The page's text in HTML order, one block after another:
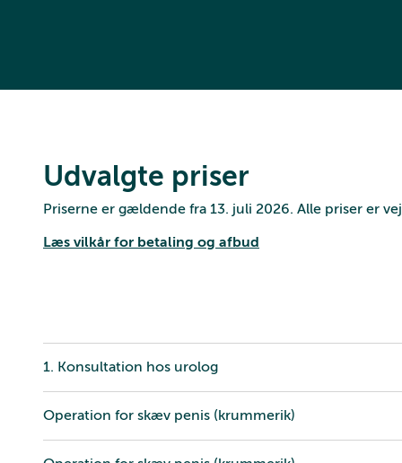
Udvalgte priser
Priserne er gældende fra 13. juli 2026. Alle priser er
Læs vilkår for betaling og afbud
1. Konsultation hos urolog
Operation for skæv penis (krummerik)